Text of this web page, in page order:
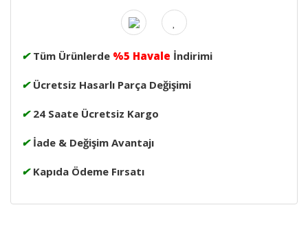
✔ Tüm Ürünlerde %5 Havale İndirimi
✔ Ücretsiz Hasarlı Parça Değişimi
✔ 24 Saate Ücretsiz Kargo
✔ İade & Değişim Avantajı
✔ Kapıda Ödeme Fırsatı